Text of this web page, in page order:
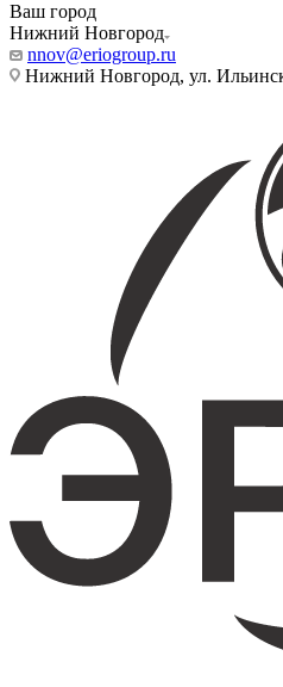
Ваш город
Нижний Новгород
nnov@eriogroup.ru
Нижний Новгород, ул.